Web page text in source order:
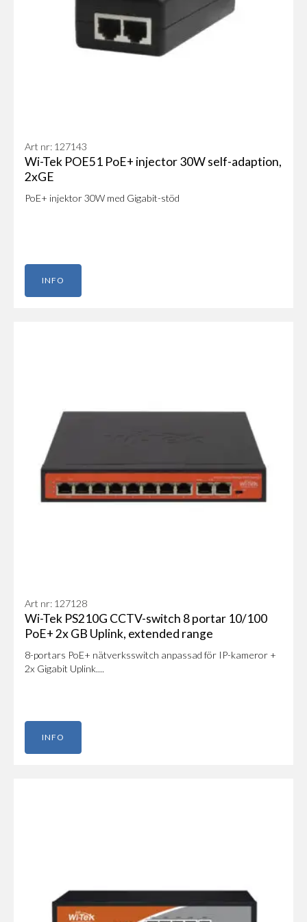
Art nr: 127143
Wi-Tek POE51 PoE+ injector 30W self-adaption,
2xGE
PoE+ injektor 30W med Gigabit-stöd
INFO
Art nr: 127128
Wi-Tek PS210G CCTV-switch 8 portar 10/100
PoE+ 2x GB Uplink, extended range
8-portars PoE+ nätverksswitch anpassad för IP-kameror +
2x Gigabit Uplink....
INFO